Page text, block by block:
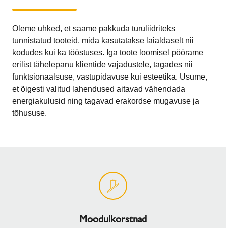
Oleme uhked, et saame pakkuda turuliidriteks
tunnistatud tooteid, mida kasutatakse laialdaselt nii
kodudes kui ka tööstuses. Iga toote loomisel pöörame
erilist tähelepanu klientide vajadustele, tagades nii
funktsionaalsuse, vastupidavuse kui esteetika. Usume,
et õigesti valitud lahendused aitavad vähendada
energiakulusid ning tagavad erakordse mugavuse ja
tõhususe.
Moodulkorstnad